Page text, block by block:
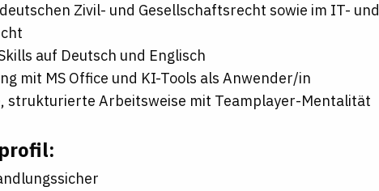
Zivil- und Gesellschaftsrecht sowie im IT- und
auf Deutsch und Englisch
mit MS Office und KI-Tools als Anwender/in
strukturierte Arbeitsweise mit Teamplayer-Mentalität